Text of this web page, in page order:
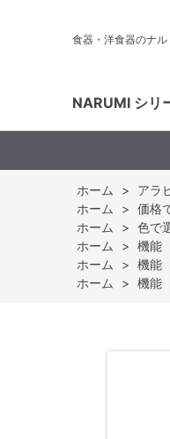
食器・洋食器のナ
NARUMI シリ
ホーム > アラ
ホーム
> 価格
ホーム
> 色で
ホーム
> 機能
ホーム
> 機能
ホーム
> 機能